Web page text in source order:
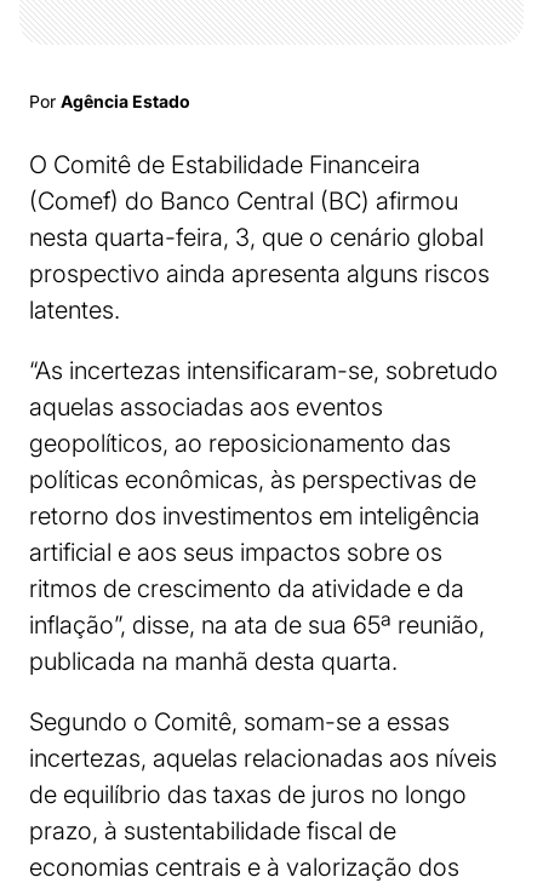
Por Agência Estado
O Comitê de Estabilidade Financeira
(Comef) do Banco Central (BC) afirmou
nesta quarta-feira, 3, que o cenário global
prospectivo ainda apresenta alguns riscos
latentes.
“As incertezas intensificaram-se, sobretudo
aquelas associadas aos eventos
geopolíticos, ao reposicionamento das
políticas econômicas, às perspectivas de
retorno dos investimentos em inteligência
artificial e aos seus impactos sobre os
ritmos de crescimento da atividade e da
inflação”, disse, na ata de sua 65ª reunião,
publicada na manhã desta quarta.
Segundo o Comitê, somam-se a essas
incertezas, aquelas relacionadas aos níveis
de equilíbrio das taxas de juros no longo
prazo, à sustentabilidade fiscal de
economias centrais e à valorização dos